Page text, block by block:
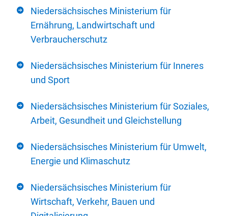
Niedersächsisches Ministerium für
Ernährung, Landwirtschaft und
Verbraucherschutz
Niedersächsisches Ministerium für Inneres
und Sport
Niedersächsisches Ministerium für Soziales,
Arbeit, Gesundheit und Gleichstellung
Niedersächsisches Ministerium für Umwelt,
Energie und Klimaschutz
Niedersächsisches Ministerium für
Wirtschaft, Verkehr, Bauen und